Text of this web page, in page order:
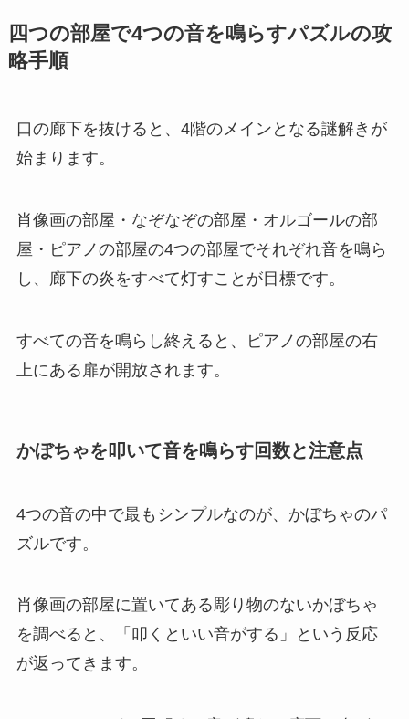
四つの部屋で4つの音を鳴らすパズルの攻
略手順
口の廊下を抜けると、4階のメインとなる謎解きが
始まります。
肖像画の部屋・なぞなぞの部屋・オルゴールの部
屋・ピアノの部屋の4つの部屋でそれぞれ音を鳴ら
し、廊下の炎をすべて灯すことが目標です。
すべての音を鳴らし終えると、ピアノの部屋の右
上にある扉が開放されます。
かぼちゃを叩いて音を鳴らす回数と注意点
4つの音の中で最もシンプルなのが、かぼちゃのパ
ズルです。
肖像画の部屋に置いてある彫り物のないかぼちゃ
を調べると、「叩くといい音がする」という反応
が返ってきます。